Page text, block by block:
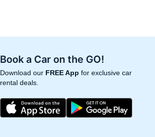
Book a Car on the GO!
Download our FREE App for exclusive car
rental deals.